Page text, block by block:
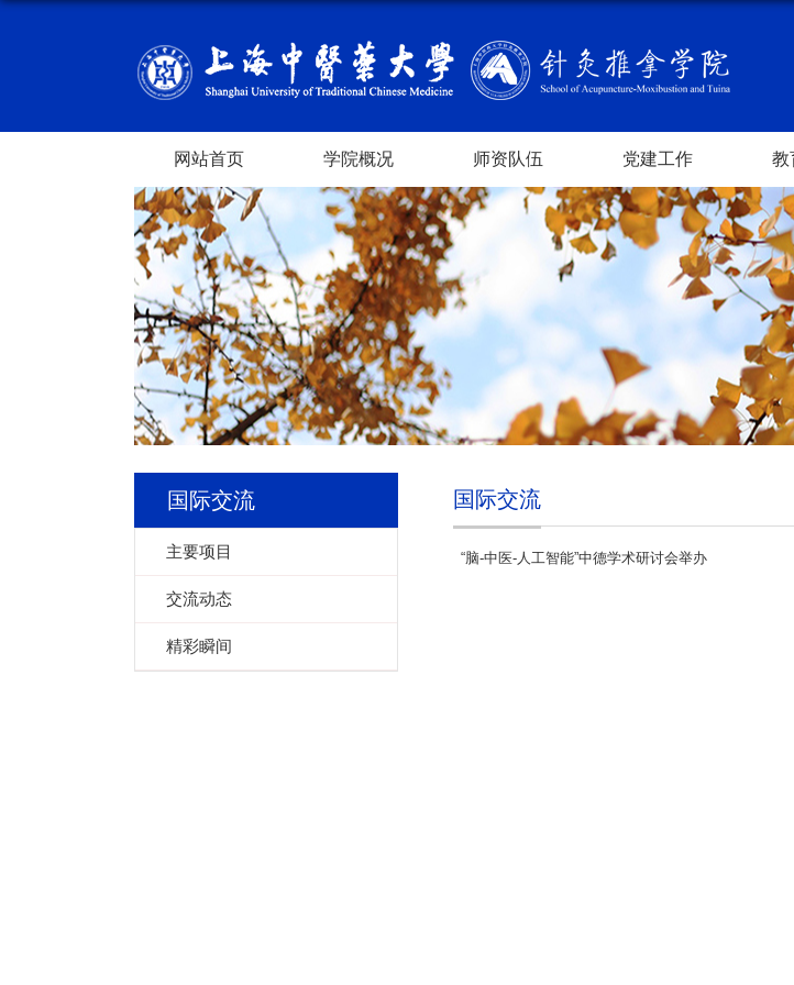
网站首页 学院概况 师资队伍 党建工作 教
国际交流
主要项目
交流动态
精彩瞬间
国际交流
“脑-中医-人工智能”中德学术研讨会举办